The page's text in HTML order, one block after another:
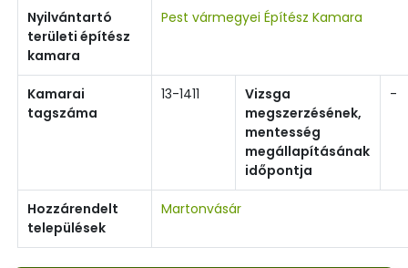
Nyilvántartó
területi építész
kamara
Pest vármegyei Építész Kamara
Kamarai
tagszáma
13-1411
Vizsga
megszerzésének,
mentesség
megállapításának
időpontja
-
Hozzárendelt
települések
Martonvásár